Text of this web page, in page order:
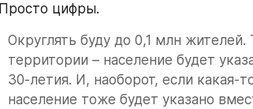
Просто цифры.
Округлять буду до 0,1 млн
территории – население будет
30-летия. И, наоборот, если какая-
население тоже будет указано